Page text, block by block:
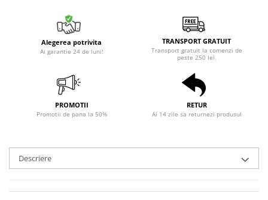
Alegerea potrivita
Ai garantie 24 de luni!
TRANSPORT GRATUIT
Transport gratuit la comenzi de
peste 250 lei.
PROMOTII
Promotii de pana la 50%
RETUR
Ai 14 zile sa returnezi produsul
Descriere